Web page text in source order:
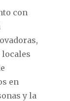
con
locales
en
y la